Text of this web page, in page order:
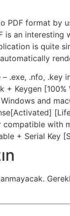
PDF format by
is an
is quite
.exe, .nfo, .key
+ Keygen
and
compatible with
+ Serial Key